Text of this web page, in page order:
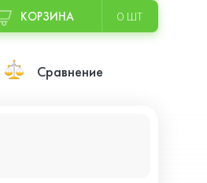
КОРЗИНА 0 ШТ
Сравнение